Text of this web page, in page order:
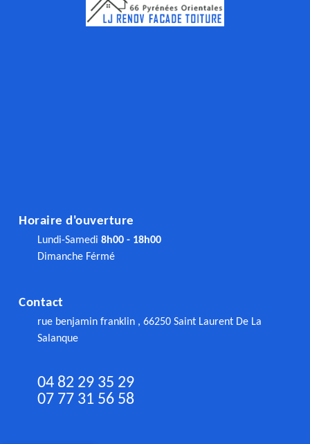
Horaire d'ouverture
Lundi-Samedi 8h00 - 18h00
Dimanche Férmé
Contact
rue benjamin franklin , 66250 Saint Laurent De La
Salanque
04 82 29 35 29
07 77 31 56 58